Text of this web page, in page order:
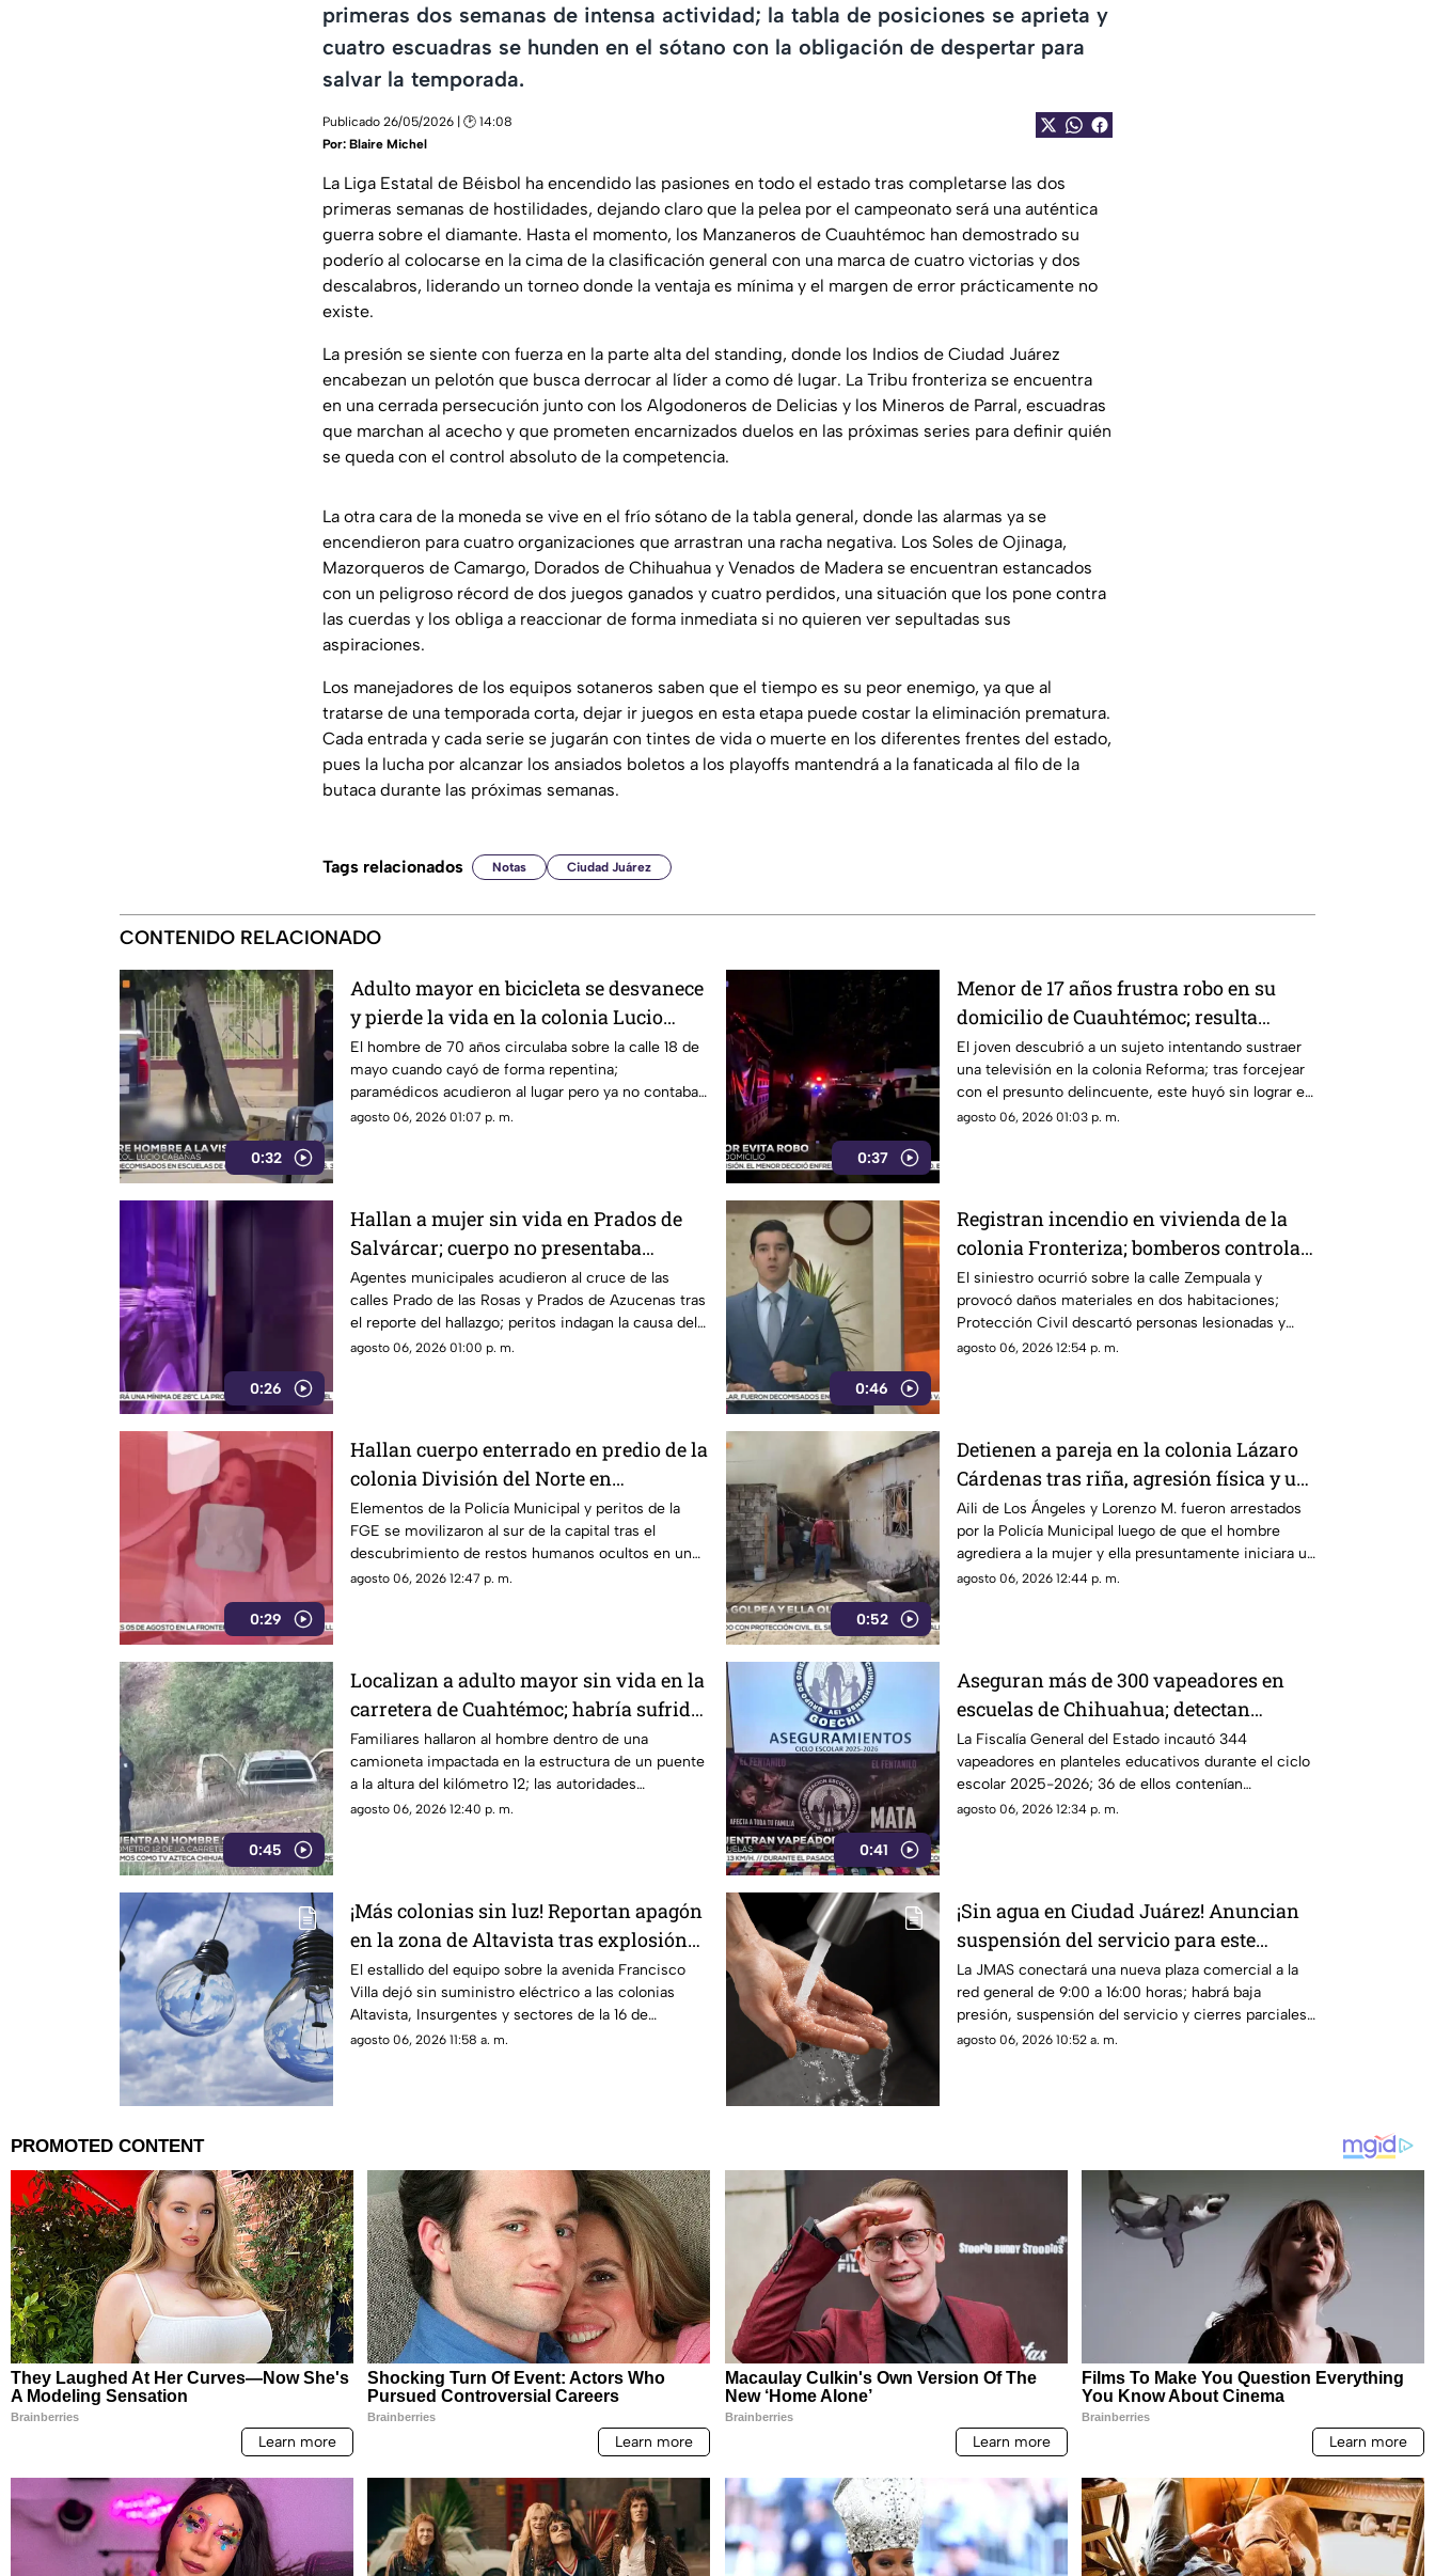
primeras dos semanas de intensa actividad; la tabla de posiciones se aprieta y
cuatro escuadras se hunden en el sótano con la obligación de despertar para
salvar la temporada.
Publicado 26/05/2026 | 🕑 14:08
Por: Blaire Michel
La Liga Estatal de Béisbol ha encendido las pasiones en todo el estado tras completarse las dos
primeras semanas de hostilidades, dejando claro que la pelea por el campeonato será una auténtica
guerra sobre el diamante. Hasta el momento, los Manzaneros de Cuauhtémoc han demostrado su
poderío al colocarse en la cima de la clasificación general con una marca de cuatro victorias y dos
descalabros, liderando un torneo donde la ventaja es mínima y el margen de error prácticamente no
existe.
La presión se siente con fuerza en la parte alta del standing, donde los Indios de Ciudad Juárez
encabezan un pelotón que busca derrocar al líder a como dé lugar. La Tribu fronteriza se encuentra
en una cerrada persecución junto con los Algodoneros de Delicias y los Mineros de Parral, escuadras
que marchan al acecho y que prometen encarnizados duelos en las próximas series para definir quién
se queda con el control absoluto de la competencia.
La otra cara de la moneda se vive en el frío sótano de la tabla general, donde las alarmas ya se
encendieron para cuatro organizaciones que arrastran una racha negativa. Los Soles de Ojinaga,
Mazorqueros de Camargo, Dorados de Chihuahua y Venados de Madera se encuentran estancados
con un peligroso récord de dos juegos ganados y cuatro perdidos, una situación que los pone contra
las cuerdas y los obliga a reaccionar de forma inmediata si no quieren ver sepultadas sus
aspiraciones.
Los manejadores de los equipos sotaneros saben que el tiempo es su peor enemigo, ya que al
tratarse de una temporada corta, dejar ir juegos en esta etapa puede costar la eliminación prematura.
Cada entrada y cada serie se jugarán con tintes de vida o muerte en los diferentes frentes del estado,
pues la lucha por alcanzar los ansiados boletos a los playoffs mantendrá a la fanaticada al filo de la
butaca durante las próximas semanas.
Tags relacionados Notas Ciudad Juárez
CONTENIDO RELACIONADO
0:32
Adulto mayor en bicicleta se desvanece
y pierde la vida en la colonia Lucio
Cabañas
El hombre de 70 años circulaba sobre la calle 18 de
mayo cuando cayó de forma repentina;
paramédicos acudieron al lugar pero ya no contaba
con signos vitales.
agosto 06, 2026 01:07 p. m.
0:37
Menor de 17 años frustra robo en su
domicilio de Cuauhtémoc; resulta
herido de la mano
El joven descubrió a un sujeto intentando sustraer
una televisión en la colonia Reforma; tras forcejear
con el presunto delincuente, este huyó sin lograr el
cometido.
agosto 06, 2026 01:03 p. m.
0:26
Hallan a mujer sin vida en Prados de
Salvárcar; cuerpo no presentaba
huellas de violencia
Agentes municipales acudieron al cruce de las
calles Prado de las Rosas y Prados de Azucenas tras
el reporte del hallazgo; peritos indagan la causa del
fallecimiento.
agosto 06, 2026 01:00 p. m.
0:46
Registran incendio en vivienda de la
colonia Fronteriza; bomberos controlan
las llamas
El siniestro ocurrió sobre la calle Zempuala y
provocó daños materiales en dos habitaciones;
Protección Civil descartó personas lesionadas y
fugas de gas.
agosto 06, 2026 12:54 p. m.
0:29
Hallan cuerpo enterrado en predio de la
colonia División del Norte en
Chihuahua
Elementos de la Policía Municipal y peritos de la
FGE se movilizaron al sur de la capital tras el
descubrimiento de restos humanos ocultos en un
terreno.
agosto 06, 2026 12:47 p. m.
0:52
Detienen a pareja en la colonia Lázaro
Cárdenas tras riña, agresión física y un
incendio
Aili de Los Ángeles y Lorenzo M. fueron arrestados
por la Policía Municipal luego de que el hombre
agrediera a la mujer y ella presuntamente iniciara un
fuego durante la disputa.
agosto 06, 2026 12:44 p. m.
0:45
Localizan a adulto mayor sin vida en la
carretera de Cuahtémoc; habría sufrido
infarto al volante
Familiares hallaron al hombre dentro de una
camioneta impactada en la estructura de un puente
a la altura del kilómetro 12; las autoridades
presumen una causa natural previa al choque.
agosto 06, 2026 12:40 p. m.
0:41
Aseguran más de 300 vapeadores en
escuelas de Chihuahua; detectan
dispositivo wax
La Fiscalía General del Estado incautó 344
vapeadores en planteles educativos durante el ciclo
escolar 2025-2026; 36 de ellos contenían
concentrado de cannabis conocido como “wax”.
agosto 06, 2026 12:34 p. m.
¡Más colonias sin luz! Reportan apagón
en la zona de Altavista tras explosión
de transformador
El estallido del equipo sobre la avenida Francisco
Villa dejó sin suministro eléctrico a las colonias
Altavista, Insurgentes y sectores de la 16 de
Septiembre
agosto 06, 2026 11:58 a. m.
¡Sin agua en Ciudad Juárez! Anuncian
suspensión del servicio para este
viernes 7 de agosto
La JMAS conectará una nueva plaza comercial a la
red general de 9:00 a 16:00 horas; habrá baja
presión, suspensión del servicio y cierres parciales
en la carretera Juárez-Porvenir
agosto 06, 2026 10:52 a. m.